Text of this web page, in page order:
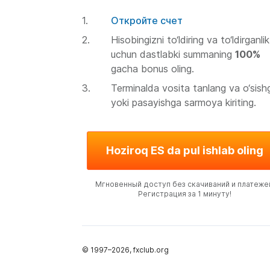
Откройте счет
Hisobingizni to‘ldiring va to‘ldirganlik
uchun dastlabki summaning 100%
gacha bonus oling.
Terminalda vosita tanlang va
yoki pasayishga sarmoya kiriting.
Hoziroq ES da pul ishlab oling
Мгновенный доступ без скачиваний и
Регистрация за 1 минуту!
© 1997–2026, fxclub.org